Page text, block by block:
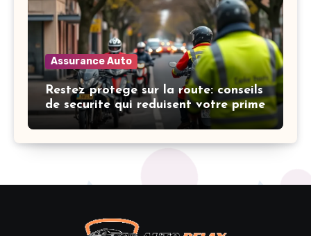
Assurance Auto
Restez protege sur la route: conseils
de securite qui reduisent votre prime